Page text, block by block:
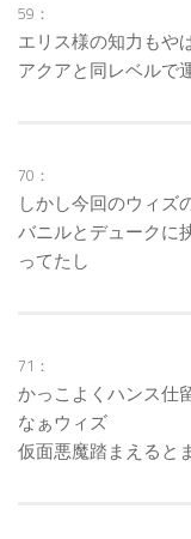
59：
エリス様の知力もや
アクアと同レベルで
70：
しかし今回のウィズ
バニルとデュークに
ってたし
71：
かっこよくハンス仕
なぁウィズ
仮面悪魔踏まえると